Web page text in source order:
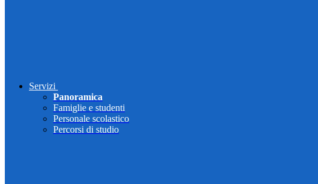
Servizi
Panoramica
Famiglie e studenti
Personale scolastico
Percorsi di studio